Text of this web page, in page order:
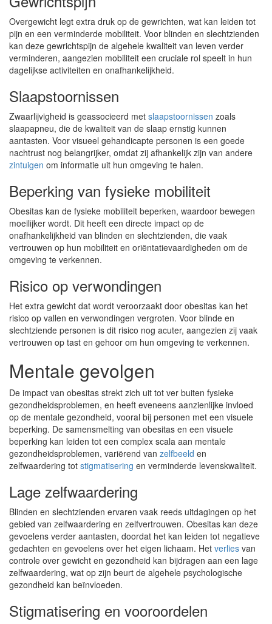
Overgewicht legt extra druk op de gewrichten, wat kan leiden tot
pijn en een verminderde mobiliteit. Voor blinden en slechtzienden
kan deze gewrichtspijn de algehele kwaliteit van leven verder
verminderen, aangezien mobiliteit een cruciale rol speelt in hun
dagelijkse activiteiten en onafhankelijkheid.
Slaapstoornissen
Zwaarlijvigheid is geassocieerd met slaapstoornissen zoals
slaapapneu, die de kwaliteit van de slaap ernstig kunnen
aantasten. Voor visueel gehandicapte personen is een goede
nachtrust nog belangrijker, omdat zij afhankelijk zijn van andere
zintuigen om informatie uit hun omgeving te halen.
Beperking van fysieke mobiliteit
Obesitas kan de fysieke mobiliteit beperken, waardoor bewegen
moeilijker wordt. Dit heeft een directe impact op de
onafhankelijkheid van blinden en slechtzienden, die vaak
vertrouwen op hun mobiliteit en oriëntatievaardigheden om de
omgeving te verkennen.
Risico op verwondingen
Het extra gewicht dat wordt veroorzaakt door obesitas kan het
risico op vallen en verwondingen vergroten. Voor blinde en
slechtziende personen is dit risico nog acuter, aangezien zij vaak
vertrouwen op tast en gehoor om hun omgeving te verkennen.
Mentale gevolgen
De impact van obesitas strekt zich uit tot ver buiten fysieke
gezondheidsproblemen, en heeft eveneens aanzienlijke invloed
op de mentale gezondheid, vooral bij personen met een visuele
beperking. De samensmelting van obesitas en een visuele
beperking kan leiden tot een complex scala aan mentale
gezondheidsproblemen, variërend van zelfbeeld en
zelfwaardering tot stigmatisering en verminderde levenskwaliteit.
Lage zelfwaardering
Blinden en slechtzienden ervaren vaak reeds uitdagingen op het
gebied van zelfwaardering en zelfvertrouwen. Obesitas kan deze
gevoelens verder aantasten, doordat het kan leiden tot negatieve
gedachten en gevoelens over het eigen lichaam. Het verlies van
controle over gewicht en gezondheid kan bijdragen aan een lage
zelfwaardering, wat op zijn beurt de algehele psychologische
gezondheid kan beïnvloeden.
Stigmatisering en vooroordelen